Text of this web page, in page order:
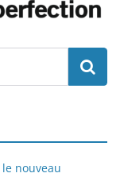
le nouveau